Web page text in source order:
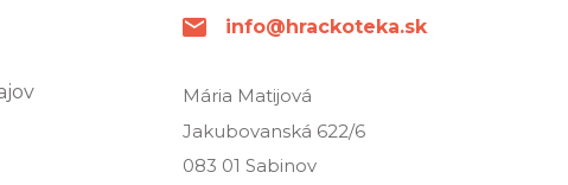
info@hrackoteka.sk
Mária Matijová
Jakubovanská 622/6
083 01 Sabinov